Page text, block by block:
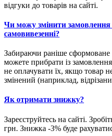
відгуки до товарів на сайті.
Чи можу змінити замовлення
самовивезенні?
Забираючи раніше сформоване
можете прибрати із
не оплачувати їх, якщо товар
змінений (наприклад,
Як отримати знижку?
Зареєструйтесь на сайті.
грн. Знижка -3% буде